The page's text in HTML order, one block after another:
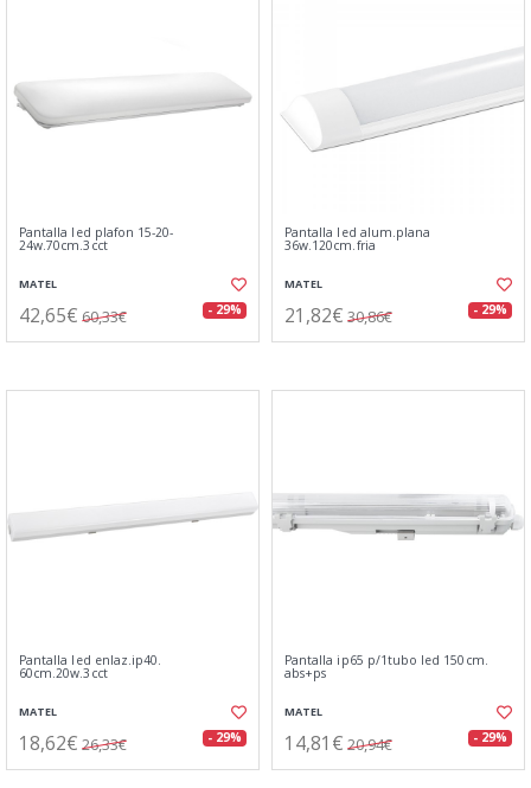
Pantalla led plafon 15-20-
24w.70cm.3cct
MATEL
42,65€ 60,33€ - 29%
Pantalla led alum.plana
36w.120cm.fria
MATEL
21,82€ 30,86€ - 29%
Pantalla led enlaz.ip40.
60cm.20w.3cct
MATEL
18,62€ 26,33€ - 29%
Pantalla ip65 p/1tubo led 150cm.
abs+ps
MATEL
14,81€ 20,94€ - 29%